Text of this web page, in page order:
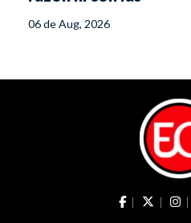
estratega de De la
06 de Aug, 2026